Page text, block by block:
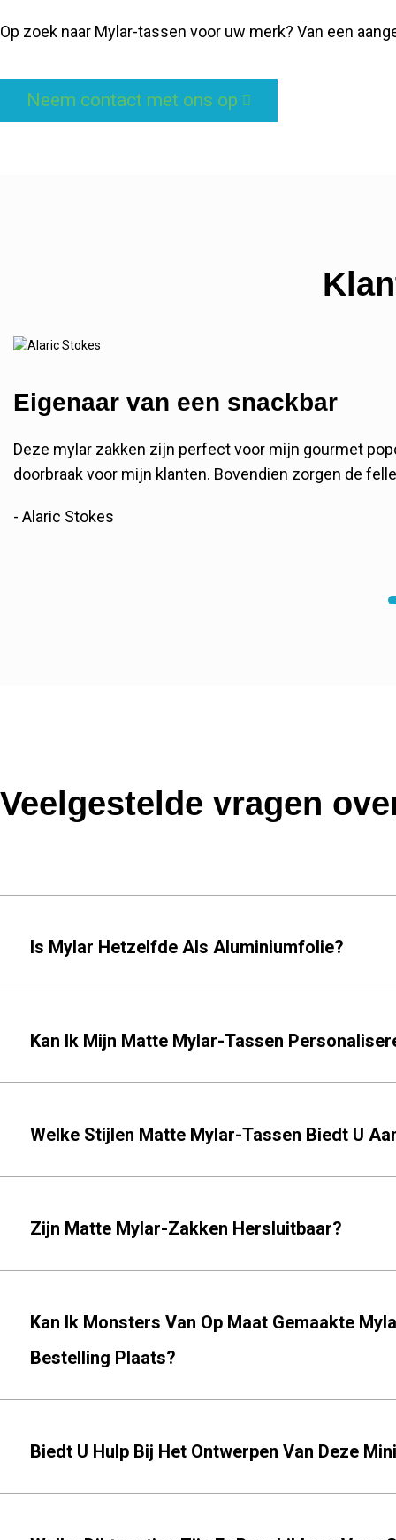
Op zoek naar Mylar-tassen voor uw merk? Van een
Neem contact met ons op
Eigenaar van een snackbar
Deze mylar zakken zijn perfect voor mijn gourmet
doorbraak voor mijn klanten. Bovendien zorgen de
- Alaric Stokes
Veelgestelde vragen
Is Mylar Hetzelfde Als Aluminiumfolie?
Kan Ik Mijn Matte Mylar-Tassen
Welke Stijlen Matte Mylar-Tassen Biedt U
Zijn Matte Mylar-Zakken Hersluitbaar?
Kan Ik Monsters Van Op Maat Gemaakte
Bestelling Plaats?
Biedt U Hulp Bij Het Ontwerpen Van Deze